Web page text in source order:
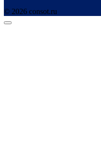
© 2026 consot.ru